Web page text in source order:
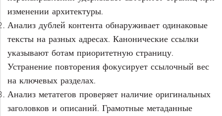
изменении архитектуры.
Анализ дублей контента обнаруживает одинаковые
тексты на разных адресах. Канонические ссылки
указывают ботам приоритетную страницу.
Устранение повторения фокусирует ссылочный вес
на ключевых разделах.
Анализ метатегов проверяет наличие оригинальных
заголовков и описаний. Грамотные метаданные